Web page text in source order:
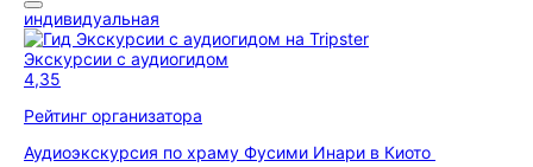
индивидуальная
Экскурсии с аудиогидом
4,35
Рейтинг организатора
Аудиоэкскурсия по храму Фусими Инари в Киото